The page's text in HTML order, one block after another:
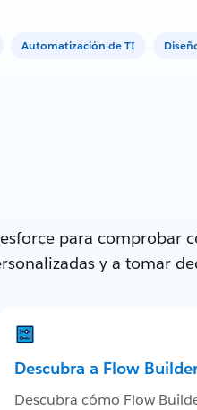
Automatización de TI
para comprobar
y a tomar
Descubra a Flow
Descubra cómo Flow